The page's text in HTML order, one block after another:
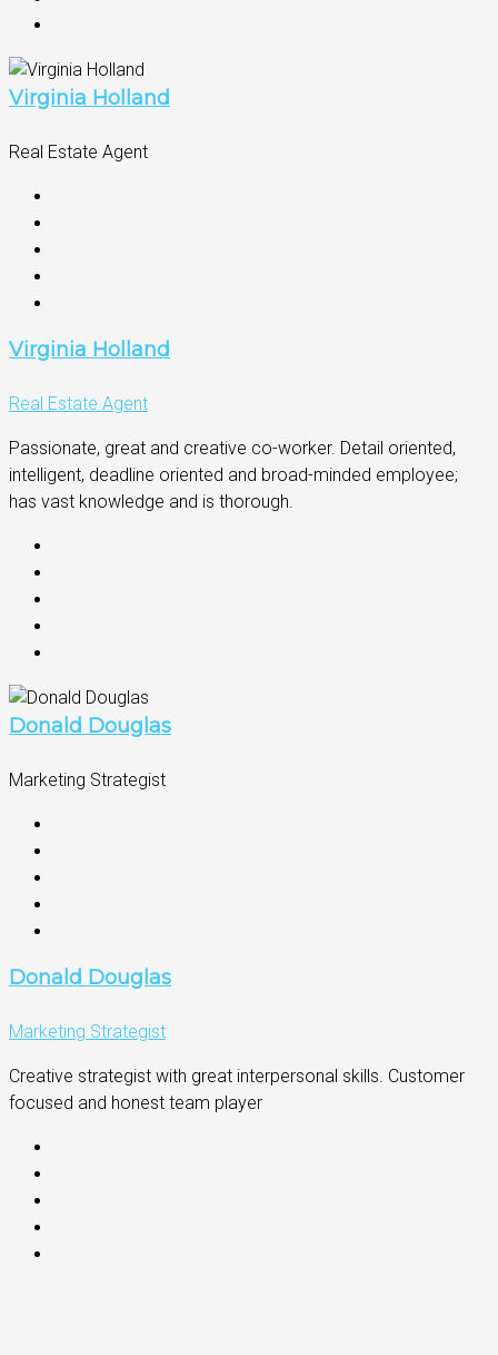
Virginia Holland
Real Estate Agent
Virginia Holland
Real Estate Agent
Passionate, great and creative co-worker. Detail oriented,
intelligent, deadline oriented and broad-minded employee;
has vast knowledge and is thorough.
Donald Douglas
Marketing Strategist
Donald Douglas
Marketing Strategist
Creative strategist with great interpersonal skills. Customer
focused and honest team player